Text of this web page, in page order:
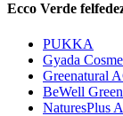
Ecco Verde
PUKKA
Gyada
Greenatural
BeWell
NaturesPlus